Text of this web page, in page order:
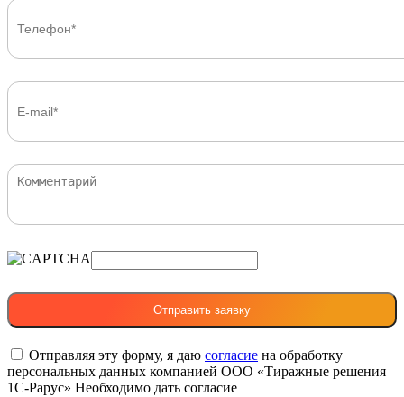
Отправляя эту форму, я даю согласие на обработку
персональных данных компанией ООО «Тиражные решения
1С-Рарус» Необходимо дать согласие